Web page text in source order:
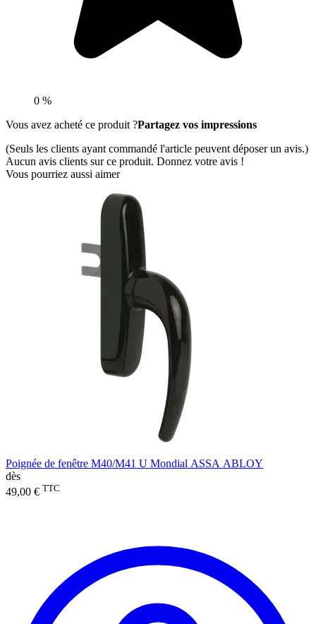
0 %
Vous avez acheté ce produit ?Partagez vos impressions
(Seuls les clients ayant commandé l'article peuvent déposer un avis.)
Aucun avis clients sur ce produit. Donnez votre avis !
Vous pourriez aussi aimer
Poignée de fenêtre M40/M41 U Mondial ASSA ABLOY
dès
49,00 € TTC